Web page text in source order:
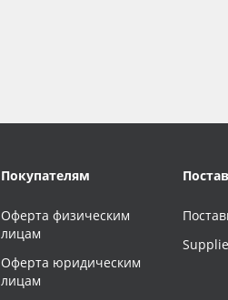
Покупателям
Оферта физическим
лицам
Оферта юридическим
лицам